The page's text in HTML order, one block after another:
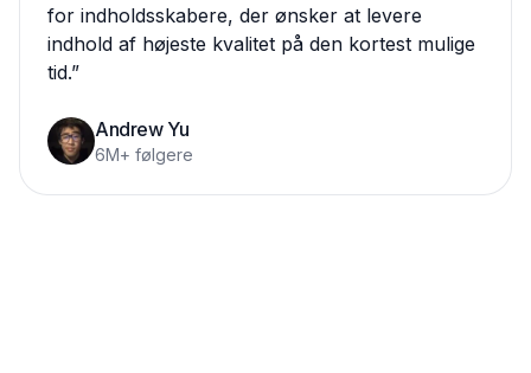
for indholdsskabere, der ønsker at levere
indhold af højeste kvalitet på den kortest mulige
tid.”
Andrew Yu
6M+ følgere